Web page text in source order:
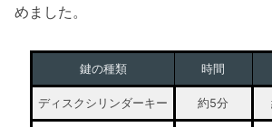
めました。
鍵の種類 時間
ディスクシリンダーキー 約5分